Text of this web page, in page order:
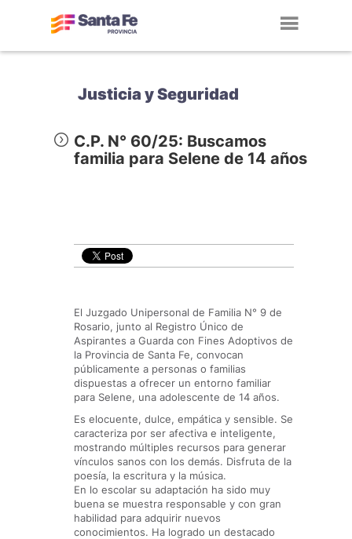
Justicia y Seguridad
C.P. N° 60/25: Buscamos
familia para Selene de 14 años
El Juzgado Unipersonal de Familia N° 9 de
Rosario, junto al Registro Único de
Aspirantes a Guarda con Fines Adoptivos de
la Provincia de Santa Fe, convocan
públicamente a personas o familias
dispuestas a ofrecer un entorno familiar
para Selene, una adolescente de 14 años.
Es elocuente, dulce, empática y sensible. Se
caracteriza por ser afectiva e inteligente,
mostrando múltiples recursos para generar
vínculos sanos con los demás. Disfruta de la
poesía, la escritura y la música.
En lo escolar su adaptación ha sido muy
buena se muestra responsable y con gran
habilidad para adquirir nuevos
conocimientos. Ha logrado un destacado